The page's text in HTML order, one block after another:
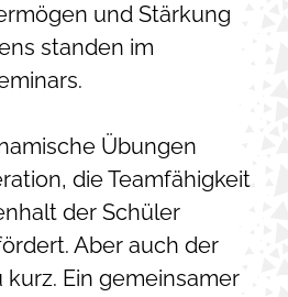
und Stärkung
standen im
Übungen
die Teamfähigkeit
der Schüler
Aber auch der
kurz. Ein gemeinsamer